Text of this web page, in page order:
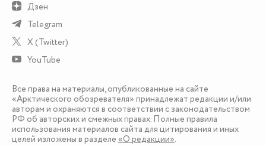
Дзен
Telegram
X (Twitter)
YouTube
Все права на материалы, опубликованные на сайте
«Арктического обозревателя» принадлежат редакции и/или
авторам и охраняются в соответствии с законодательством
РФ об авторских и смежных правах. Полные правила
использования материалов сайта для цитирования и иных
целей изложены в разделе «О редакции».